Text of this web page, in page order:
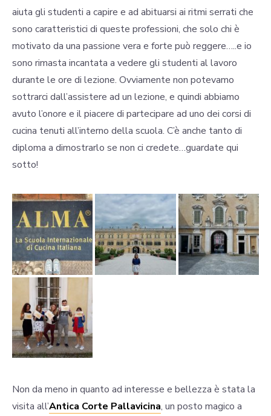
aiuta gli studenti a capire e ad abituarsi ai ritmi serrati che
sono caratteristici di queste professioni, che solo chi è
motivato da una passione vera e forte può reggere…..e io
sono rimasta incantata a vedere gli studenti al lavoro
durante le ore di lezione. Ovviamente non potevamo
sottrarci dall’assistere ad un lezione, e quindi abbiamo
avuto l’onore e il piacere di partecipare ad uno dei corsi di
cucina tenuti all’interno della scuola. C’è anche tanto di
diploma a dimostrarlo se non ci credete…guardate qui
sotto!
Non da meno in quanto ad interesse e bellezza è stata la
visita all’Antica Corte Pallavicina, un posto magico a